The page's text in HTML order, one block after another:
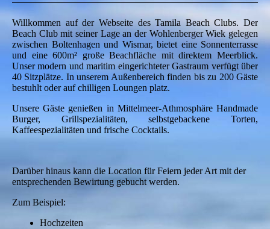
Willkommen auf der Webseite des Tamila Beach Clubs. Der
Beach Club mit seiner Lage an der Wohlenberger Wiek gelegen
zwischen Boltenhagen und Wismar, bietet eine Sonnenterrasse
und eine 600m² große Beachfläche mit direktem Meerblick.
Unser modern und maritim eingerichteter Gastraum verfügt über
40 Sitzplätze. In unserem Außenbereich finden bis zu 200 Gäste
bestuhlt oder auf chilligen Loungen platz.
Unsere Gäste genießen in Mittelmeer-Athmosphäre Handmade
Burger, Grillspezialitäten, selbstgebackene Torten,
Kaffeespezialitäten und frische Cocktails.
Darüber hinaus kann die Location für Feiern jeder Art mit der
entsprechenden Bewirtung gebucht werden.
Zum Beispiel:
Hochzeiten